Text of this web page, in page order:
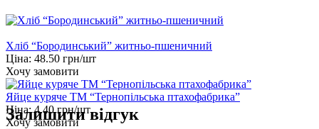
Хліб “Бородинський” житньо-пшеничний
Ціна: 48.50 грн/шт
Хочу замовити
Яйце куряче ТМ “Тернопільська птахофабрика”
Ціна:4.40 грн/шт
Хочу замовити
Залишити відгук